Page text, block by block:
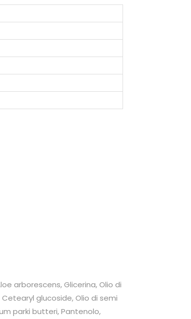
arborescens, Glicerina, Olio di
glucoside, Olio di semi
parki butteri, Pantenolo,